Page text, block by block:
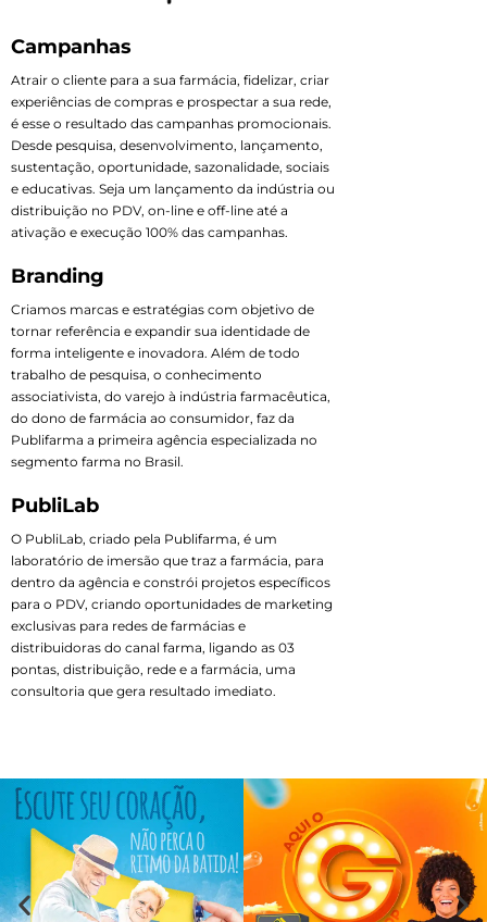
Campanhas
Atrair o cliente para a sua farmácia, fidelizar, criar
experiências de compras e prospectar a sua rede,
é esse o resultado das campanhas promocionais.
Desde pesquisa, desenvolvimento, lançamento,
sustentação, oportunidade, sazonalidade, sociais
e educativas. Seja um lançamento da indústria ou
distribuição no PDV, on-line e off-line até a
ativação e execução 100% das campanhas.
Branding
Criamos marcas e estratégias com objetivo de
tornar referência e expandir sua identidade de
forma inteligente e inovadora. Além de todo
trabalho de pesquisa, o conhecimento
associativista, do varejo à indústria farmacêutica,
do dono de farmácia ao consumidor, faz da
Publifarma a primeira agência especializada no
segmento farma no Brasil.
PubliLab
O PubliLab, criado pela Publifarma, é um
laboratório de imersão que traz a farmácia, para
dentro da agência e constrói projetos específicos
para o PDV, criando oportunidades de marketing
exclusivas para redes de farmácias e
distribuidoras do canal farma, ligando as 03
pontas, distribuição, rede e a farmácia, uma
consultoria que gera resultado imediato.